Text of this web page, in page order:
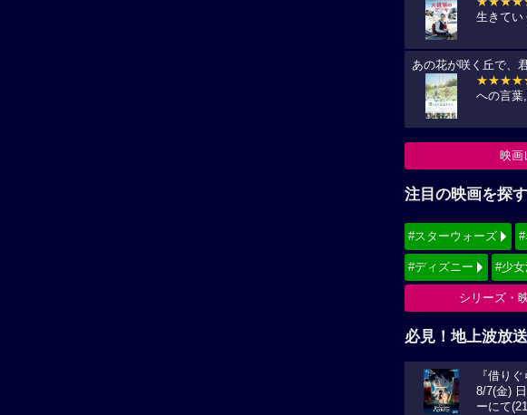
生きてい
あの花が咲く丘で、
への言葉
映画
注目の映画を探す
#スターウォーズ
#ディズニー #少
シリーズ・
必見！地上波放
『借り
8/7(金)
ーにて